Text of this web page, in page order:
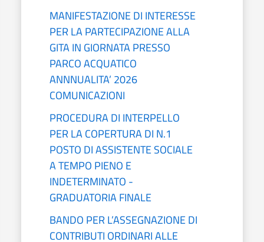
MANIFESTAZIONE DI INTERESSE
PER LA PARTECIPAZIONE ALLA
GITA IN GIORNATA PRESSO
PARCO ACQUATICO
ANNNUALITA’ 2026
COMUNICAZIONI
PROCEDURA DI INTERPELLO
PER LA COPERTURA DI N.1
POSTO DI ASSISTENTE SOCIALE
A TEMPO PIENO E
INDETERMINATO -
GRADUATORIA FINALE
BANDO PER L’ASSEGNAZIONE DI
CONTRIBUTI ORDINARI ALLE